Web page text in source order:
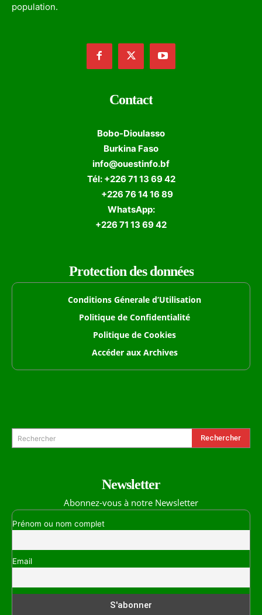
population.
Contact
Bobo-Dioulasso
Burkina Faso
info@ouestinfo.bf
Tél: +226 71 13 69 42
+226 76 14 16 89
WhatsApp:
+226 71 13 69 42
Protection des données
Conditions Génerale d’Utilisation
Politique de Confidentialité
Politique de Cookies
Accéder aux Archives
Rechercher Rechercher
Newsletter
Abonnez-vous à notre Newsletter
Prénom ou nom complet
Email